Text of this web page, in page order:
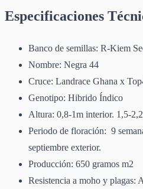
Especificaciones
Banco de semillas: R-Kiem
Nombre: Negra 44
Cruce: Landrace Ghana x
Genotipo: Hibrido Índico
Altura: 0,8-1m interior. 1,5-
Periodo de floración: 9
septiembre exterior.
Producción: 650 gramos m2
Resistencia a moho y plagas: